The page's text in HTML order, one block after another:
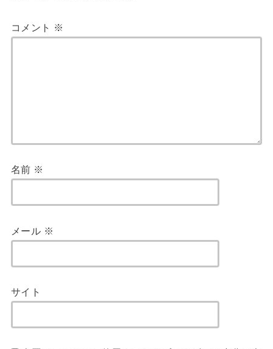
コメント ※
名前 ※
メール ※
サイト